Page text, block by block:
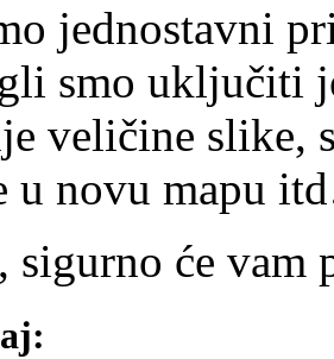
jednostavni
smo uključiti
veličine slike,
u novu mapu
sigurno će vam